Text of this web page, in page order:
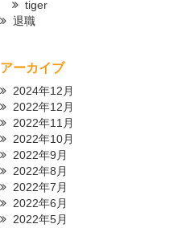
tiger
退職
アーカイブ
2024年12月
2022年12月
2022年11月
2022年10月
2022年9月
2022年8月
2022年7月
2022年6月
2022年5月